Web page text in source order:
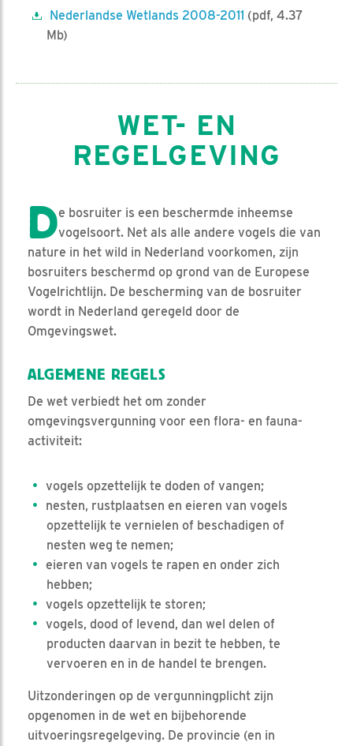
Nederlandse Wetlands 2008-2011 (pdf, 4.37
Mb)
WET- EN
REGELGEVING
De bosruiter is een beschermde inheemse
vogelsoort. Net als alle andere vogels die van
nature in het wild in Nederland voorkomen, zijn
bosruiters beschermd op grond van de Europese
Vogelrichtlijn. De bescherming van de bosruiter
wordt in Nederland geregeld door de
Omgevingswet.
ALGEMENE REGELS
De wet verbiedt het om zonder
omgevingsvergunning voor een flora- en fauna-
activiteit:
vogels opzettelijk te doden of vangen;
nesten, rustplaatsen en eieren van vogels
opzettelijk te vernielen of beschadigen of
nesten weg te nemen;
eieren van vogels te rapen en onder zich
hebben;
vogels opzettelijk te storen;
vogels, dood of levend, dan wel delen of
producten daarvan in bezit te hebben, te
vervoeren en in de handel te brengen.
Uitzonderingen op de vergunningplicht zijn
opgenomen in de wet en bijbehorende
uitvoeringsregelgeving. De provincie (en in